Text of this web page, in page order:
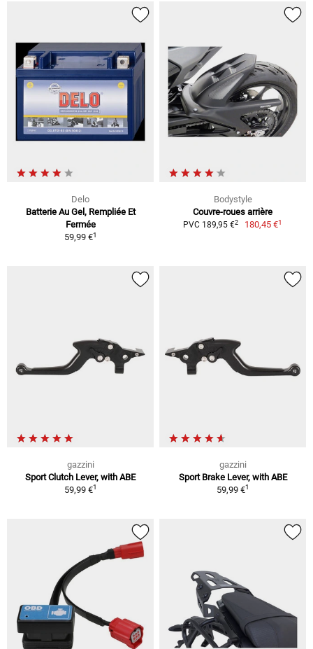
Delo
Batterie Au Gel, Rempliée Et
Fermée
59,99 €1
Bodystyle
Couvre-roues arrière
PVC 189,95 €2 180,45 €1
gazzini
Sport Clutch Lever, with ABE
59,99 €1
gazzini
Sport Brake Lever, with ABE
59,99 €1